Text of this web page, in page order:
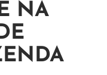
NA